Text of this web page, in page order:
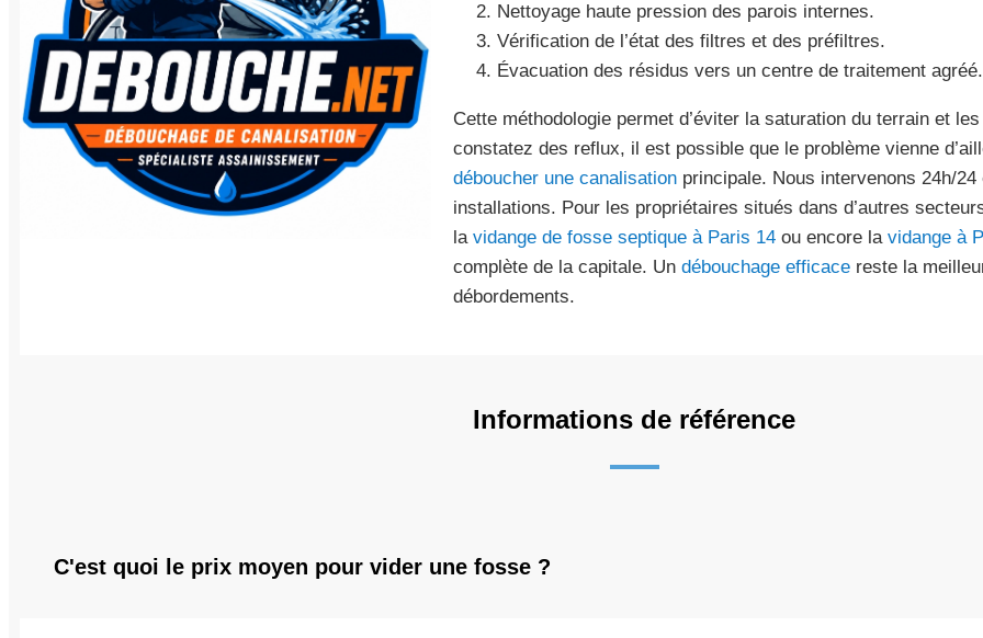
Nettoyage haute pression des parois internes.
Vérification de l’état des filtres et des préfiltres.
Évacuation des résidus vers un centre de traitement agréé.
Cette méthodologie permet d’éviter la saturation du terrain et
constatez des reflux, il est possible que le problème vienne
déboucher une canalisationprincipale. Nous intervenons 24h/
installations. Pour les propriétaires situés dans d’autres
la vidange de fosse septique à Paris 14ou encore la vidange à
complète de la capitale. Un débouchage efficacereste la
débordements.
Informations de référence
C'est quoi le prix moyen pour vider une fosse ?